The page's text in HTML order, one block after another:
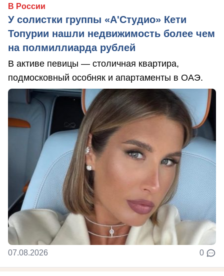
В России
У солистки группы «А'Студио» Кети
Топурии нашли недвижимость более чем
на полмиллиарда рублей
В активе певицы — столичная квартира,
подмосковный особняк и апартаменты в ОАЭ.
07.08.2026 0